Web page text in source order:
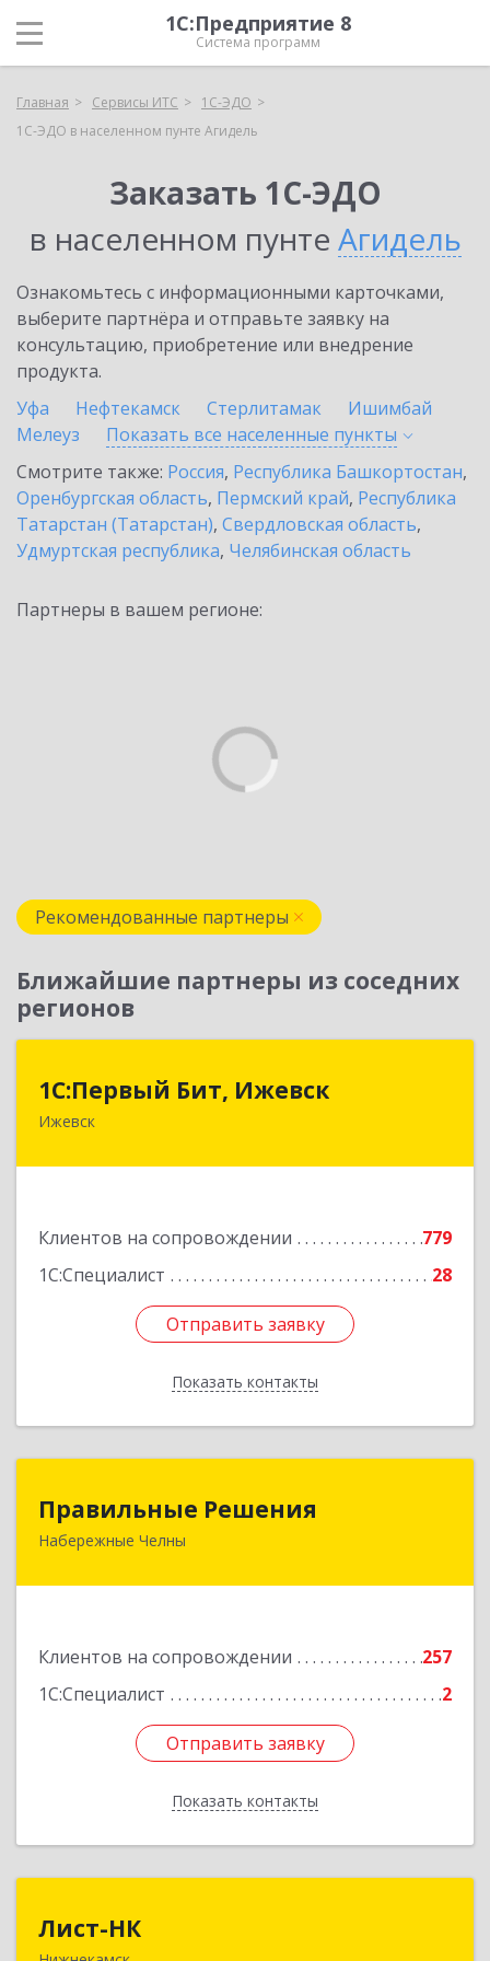
1С:Предприятие 8
Система программ
Главная Сервисы ИТС
1С-ЭДО
1С-ЭДО в населенном пунте Агидель
Заказать 1С-ЭДО
в населенном пунте Агидель
Ознакомьтесь с информационными карточками,
выберите партнёра и отправьте заявку на
консультацию, приобретение или внедрение
продукта.
Уфа
Нефтекамск Стерлитамак
Ишимбай
Мелеуз
Показать все населенные пункты
Смотрите также: Россия, Республика Башкортостан,
Оренбургская область, Пермский край, Республика
Татарстан (Татарстан), Свердловская область,
Удмуртская республика, Челябинская область
Партнеры в вашем регионе:
Рекомендованные партнеры
Ближайшие партнеры из соседних
регионов
1С:Первый Бит, Ижевск
Ижевск
Клиентов на сопровождении
779
1С:Специалист
28
Отправить заявку
Показать контакты
1С:Первый Бит, Ижевск
Отправить заявку
Назад
Правильные Решения
Набережные Челны
Клиентов на сопровождении
257
1С:Специалист
2
Отправить заявку
Показать контакты
423832, Татарстан Респ, Набережные Челны г,
Отправить заявку
Назад
Лист-НК